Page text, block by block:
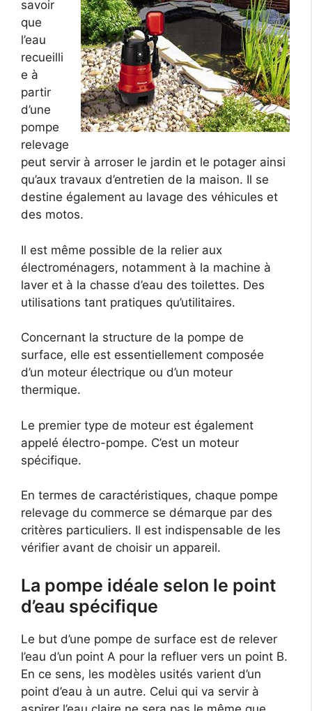
savoir
que
l’eau
recueilli
e à
partir
d’une
pompe
relevage
peut servir à arroser le jardin et le potager ainsi
qu’aux travaux d’entretien de la maison. Il se
destine également au lavage des véhicules et
des motos.
Il est même possible de la relier aux
électroménagers, notamment à la machine à
laver et à la chasse d’eau des toilettes. Des
utilisations tant pratiques qu’utilitaires.
Concernant la structure de la pompe de
surface, elle est essentiellement composée
d’un moteur électrique ou d’un moteur
thermique.
Le premier type de moteur est également
appelé électro-pompe. C’est un moteur
spécifique.
En termes de caractéristiques, chaque pompe
relevage du commerce se démarque par des
critères particuliers. Il est indispensable de les
vérifier avant de choisir un appareil.
La pompe idéale selon le point
d’eau spécifique
Le but d’une pompe de surface est de relever
l’eau d’un point A pour la refluer vers un point B.
En ce sens, les modèles usités varient d’un
point d’eau à un autre. Celui qui va servir à